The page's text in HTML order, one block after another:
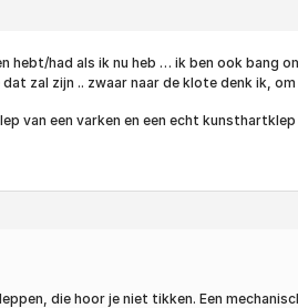
had als ik nu heb … ik ben ook bang
zal zijn .. zwaar naar de klote denk ik,
van een varken en een echt
die hoor je niet tikken. Een